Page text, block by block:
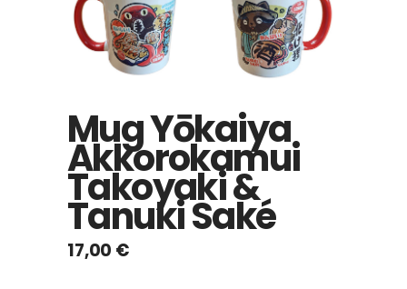
Mug Yōkaiya
Akkorokamui
Takoyaki &
Tanuki Saké
17,00 €